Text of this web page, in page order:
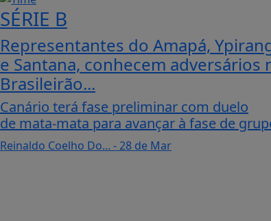
SÉRIE B
Representantes do Amapá,
e Santana, conhecem adversários
Brasileirão...
Canário terá fase preliminar com duelo
de mata-mata para avançar à fase de
Reinaldo Coelho Do... - 28 de Mar